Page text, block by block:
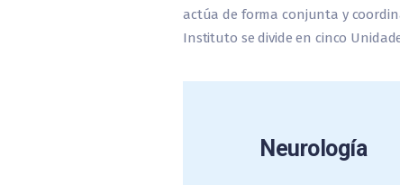
actúa de forma conjunta y
Instituto se divide en cinco
Neurología